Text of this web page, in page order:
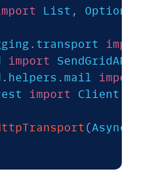
List , Optional
. transport import
import
. helpers . mail import
import Client
(